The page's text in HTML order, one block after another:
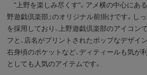
"上野を楽しみ尽くす"。アメ横の中心にあ
野遊戯倶楽部」のオリジナル前掛けです。し
を採用しており、上野遊戯倶楽部のアイコン
フと、店名がプリントされたポップなデザイ
右身頃のポケットなど、ディティールも気が
としても人気のアイテムです。